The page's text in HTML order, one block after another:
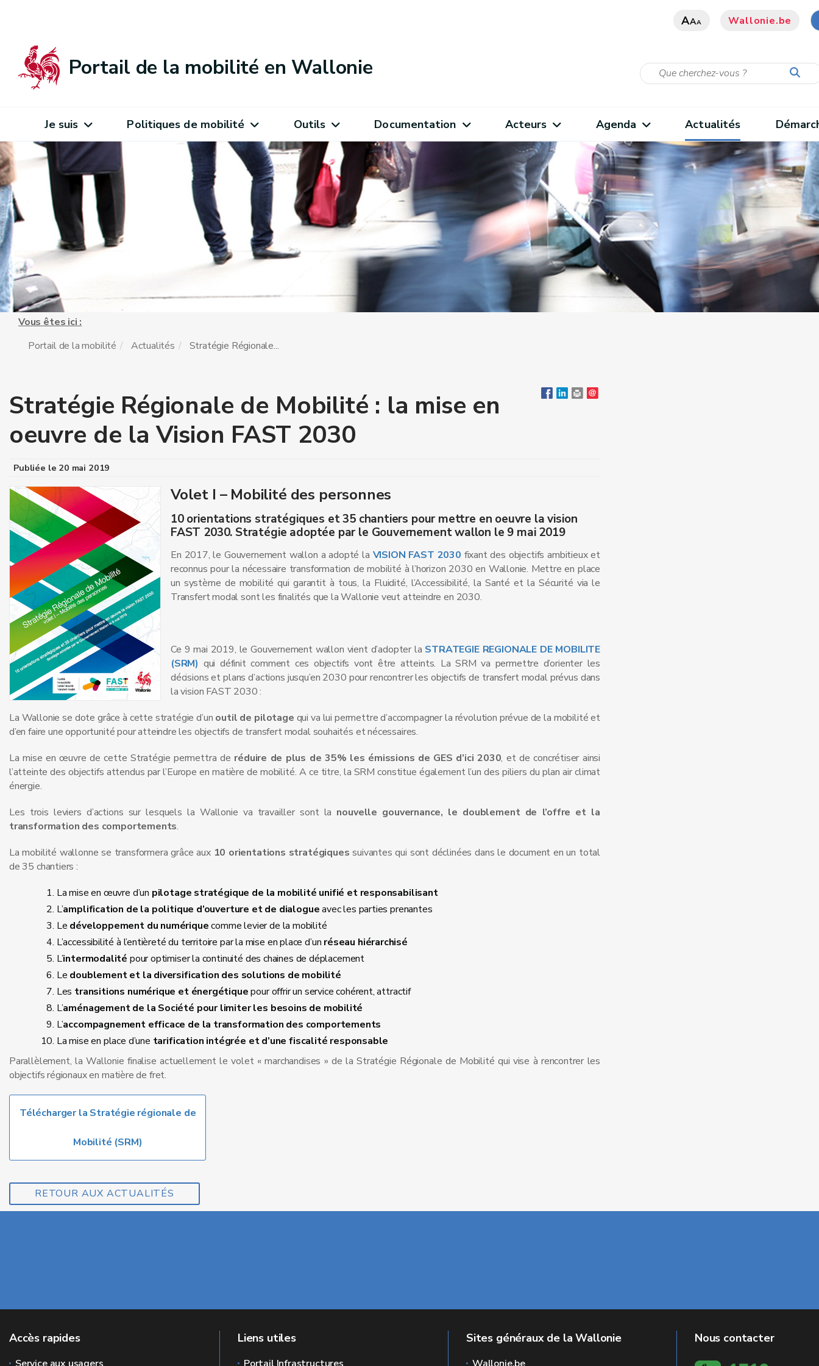
AAA Wallonie.be
Portail de la mobilité en Wallonie
Je suis Politiques de mobilité Outils Documentation Acteurs Agenda Actualités
Vous êtes ici :
Portail de la mobilité
Actualités Stratégie Régionale...
Stratégie Régionale de Mobilité : la mise en
oeuvre de la Vision FAST 2030
Publiée le 20 mai 2019
Volet I – Mobilité des personnes
10 orientations stratégiques et 35 chantiers pour mettre en oeuvre la vision
FAST 2030. Stratégie adoptée par le Gouvernement wallon le 9 mai 2019
En 2017, le Gouvernement wallon a adopté la VISION FAST 2030 fixant des objectifs ambitieux et
reconnus pour la nécessaire transformation de mobilité à l’horizon 2030 en Wallonie. Mettre en place
un système de mobilité qui garantit à tous, la Fluidité, l’Accessibilité, la Santé et la Sécurité via le
Transfert modal sont les finalités que la Wallonie veut atteindre en 2030.
Ce 9 mai 2019, le Gouvernement wallon vient d’adopter la STRATEGIE REGIONALE DE MOBILITE
(SRM) qui définit comment ces objectifs vont être atteints. La SRM va permettre d’orienter les
décisions et plans d’actions jusqu’en 2030 pour rencontrer les objectifs de transfert modal prévus dans
la vision FAST 2030 :
La Wallonie se dote grâce à cette stratégie d’un outil de pilotage qui va lui permettre d’accompagner la révolution prévue de la mobilité et
d’en faire une opportunité pour atteindre les objectifs de transfert modal souhaités et nécessaires.
La mise en œuvre de cette Stratégie permettra de réduire de plus de 35% les émissions de GES d’ici 2030, et de concrétiser ainsi
l’atteinte des objectifs attendus par l’Europe en matière de mobilité. A ce titre, la SRM constitue également l’un des piliers du plan air climat
énergie.
Les trois leviers d’actions sur lesquels la Wallonie va travailler sont la nouvelle gouvernance, le doublement de l’offre et la
transformation des comportements.
La mobilité wallonne se transformera grâce aux 10 orientations stratégiques suivantes qui sont déclinées dans le document en un total
de 35 chantiers :
La mise en œuvre d’un pilotage stratégique de la mobilité unifié et responsabilisant
L’amplification de la politique d’ouverture et de dialogueavec les parties prenantes
Le développement du numériquecomme levier de la mobilité
L’accessibilité à l’entièreté du territoire par la mise en place d’un réseau hiérarchisé
L’intermodalité pour optimiser la continuité des chaines de déplacement
Le doublement et la diversification des solutions de mobilité
Les transitions numérique et énergétiquepour offrir un service cohérent, attractif
L’aménagement de la Société pour limiter les besoins de mobilité
L’accompagnement efficace de la transformation des comportements
La mise en place d’une tarification intégrée et d’une fiscalité responsable
Parallèlement, la Wallonie finalise actuellement le volet « marchandises » de la Stratégie Régionale de Mobilité qui vise à rencontrer les
objectifs régionaux en matière de fret.
Télécharger la Stratégie régionale de
Mobilité (SRM)
RETOUR AUX ACTUALITÉS
Accès rapides Liens utiles Sites généraux de la Wallonie Nous contacter